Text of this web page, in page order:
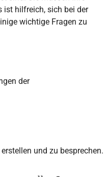
ist hilfreich, sich bei der
wichtige Fragen zu
der
und zu besprechen.